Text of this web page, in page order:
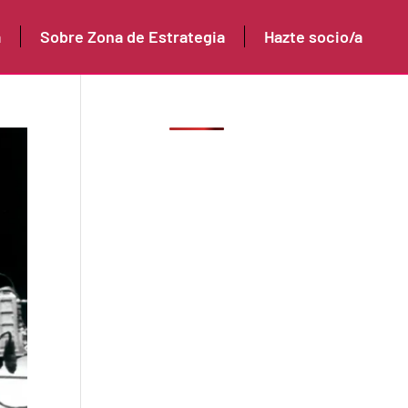
Sobre Zona de Estrategia Hazte socio/a